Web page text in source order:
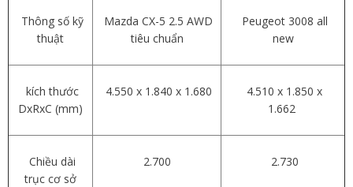
Thông số kỹ
thuật
Mazda CX-5 2.5 AWD
tiêu chuẩn
Peugeot 3008 all
new
kích thước
DxRxC (mm)
4.550 x 1.840 x 1.680
4.510 x 1.850 x
1.662
Chiều dài
trục cơ sở
2.700 2.730